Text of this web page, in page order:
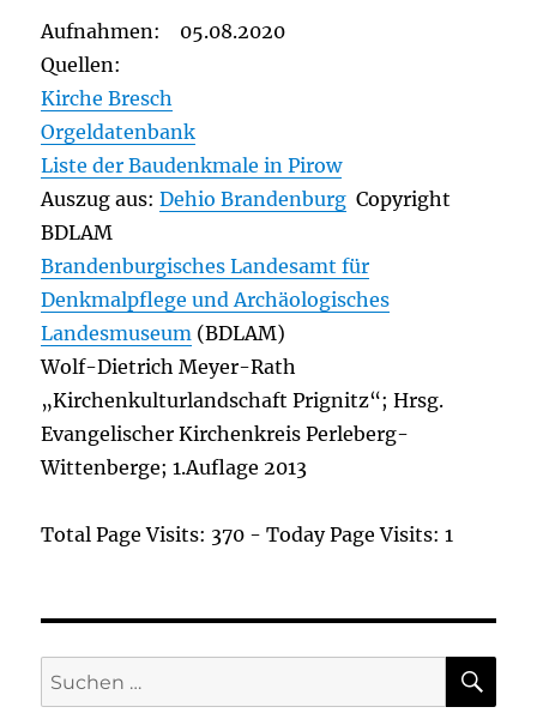
Aufnahmen: 05.08.2020
Quellen:
Kirche Bresch
Orgeldatenbank
Liste der Baudenkmale in Pirow
Auszug aus:Dehio Brandenburg Copyright
BDLAM
Brandenburgisches Landesamt für
Denkmalpflege und Archäologisches
Landesmuseum (BDLAM)
Wolf-Dietrich Meyer-Rath
„Kirchenkulturlandschaft Prignitz“; Hrsg.
Evangelischer Kirchenkreis Perleberg-
Wittenberge; 1.Auflage 2013
Total Page Visits: 370 - Today Page Visits: 1
Suchen
nach: